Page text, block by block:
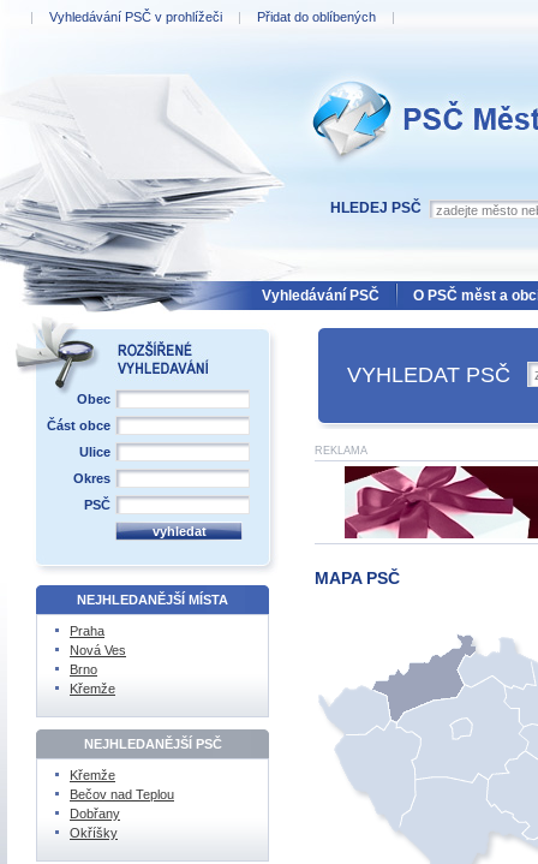
HLEDEJ PSČ
VYHLEDAT PSČ
REKLAMA
MAPA PSČ
Obec
Část obce
Ulice
Okres
PSČ
NEJHLEDANĚJŠÍ MÍSTA
Praha
Nová Ves
Brno
Křemže
NEJHLEDANĚJŠÍ PSČ
Křemže
Bečov nad Teplou
Dobřany
Okříšky
Vyhledávání PSČ O PSČ měst a
| Vyhledávání PSČ v prohlížeči | Přidat do oblíbených |